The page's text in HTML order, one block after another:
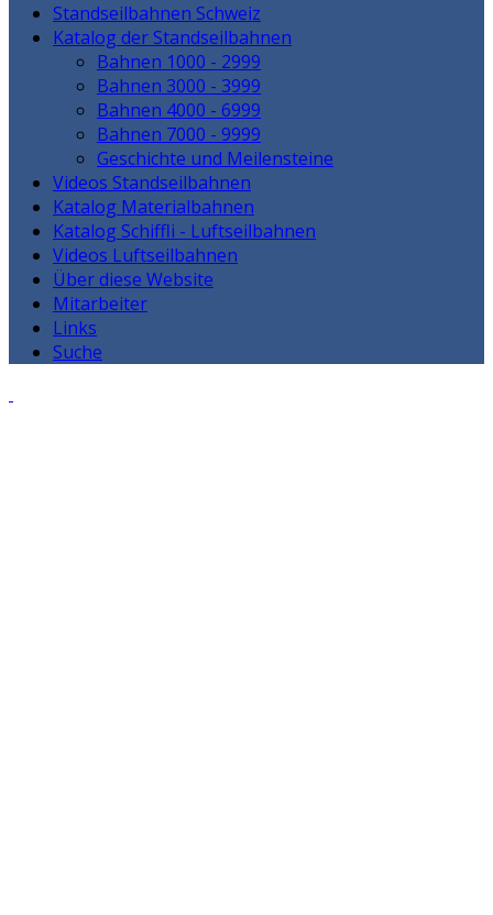
Standseilbahnen Schweiz
Katalog der Standseilbahnen
Bahnen 1000 - 2999
Bahnen 3000 - 3999
Bahnen 4000 - 6999
Bahnen 7000 - 9999
Geschichte und Meilensteine
Videos Standseilbahnen
Katalog Materialbahnen
Katalog Schiffli - Luftseilbahnen
Videos Luftseilbahnen
Über diese Website
Mitarbeiter
Links
Suche